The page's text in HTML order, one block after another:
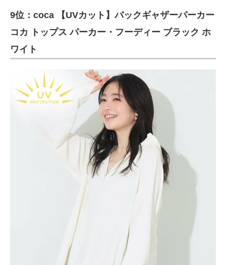
9位：coca 【UVカット】バックギャザーパーカー
コカ トップス パーカー・フーディー ブラック ホ
ワイト